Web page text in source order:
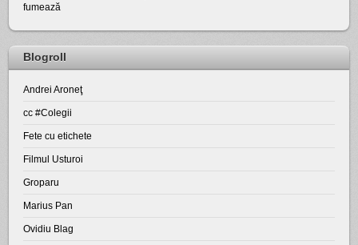
fumează
Blogroll
Andrei Aroneţ
cc #Colegii
Fete cu etichete
Filmul Usturoi
Groparu
Marius Pan
Ovidiu Blag